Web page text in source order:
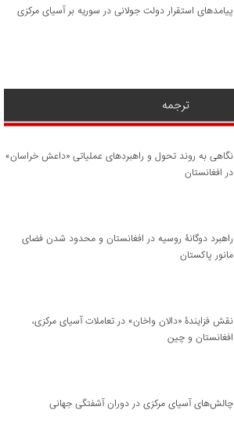
پیامدهای استقرار دولت جولانی در سوریه بر آسیای مرکزی
ترجمه
نگاهی به روند تحول و راهبردهای عملیاتی «داعش خراسان»
در افغانستان
راهبرد دوگانۀ روسیه در افغانستان و محدود شدن فضای
مانور پاکستان
نقش فزایندۀ «دالان واخان» در تعاملات آسیای مرکزی،
افغانستان و چین
چالش‌های آسیای مرکزی در دوران آشفتگی جهانی